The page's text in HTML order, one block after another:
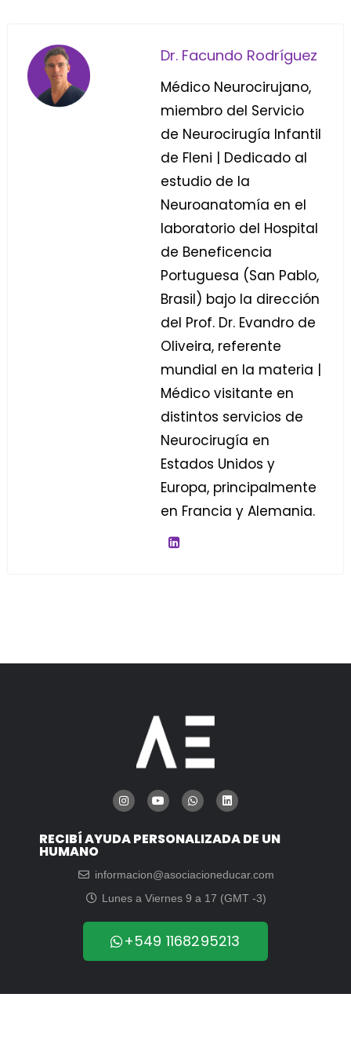
Dr. Facundo Rodríguez
Médico Neurocirujano,
miembro del Servicio
de Neurocirugía Infantil
de Fleni | Dedicado al
estudio de la
Neuroanatomía en el
laboratorio del Hospital
de Beneficencia
Portuguesa (San Pablo,
Brasil) bajo la dirección
del Prof. Dr. Evandro de
Oliveira, referente
mundial en la materia |
Médico visitante en
distintos servicios de
Neurocirugía en
Estados Unidos y
Europa, principalmente
en Francia y Alemania.
RECIBÍ AYUDA PERSONALIZADA DE UN
HUMANO
informacion@asociacioneducar.com
Lunes a Viernes 9 a 17 (GMT -3)
+549 1168295213